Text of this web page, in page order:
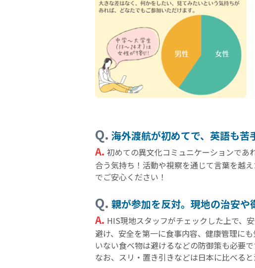
Q. 海外渡航が初めてで、英語も苦
A. 初めての異文化コミュニケーションであ
合う気持ち！活動や視察を通じて言葉を越
でご安心ください！
Q. 親が参加を反対。現地の治安や
A. HIS現地スタッフがチェックした上で、
避け、安全を第一に食事内容、健康管理に
いない食べ物は避けるなどの防御策も必要で
なお、スリ・置き引きなどは日本に比べると